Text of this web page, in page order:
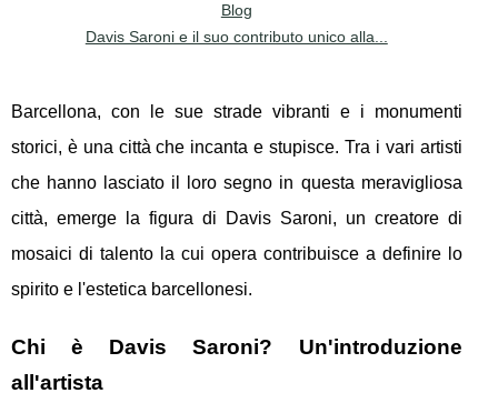
Blog
Davis Saroni e il suo contributo unico alla...
Barcellona, con le sue strade vibranti e i monumenti
storici, è una città che incanta e stupisce. Tra i vari artisti
che hanno lasciato il loro segno in questa meravigliosa
città, emerge la figura di Davis Saroni, un creatore di
mosaici di talento la cui opera contribuisce a definire lo
spirito e l'estetica barcellonesi.
Chi è Davis Saroni? Un'introduzione
all'artista